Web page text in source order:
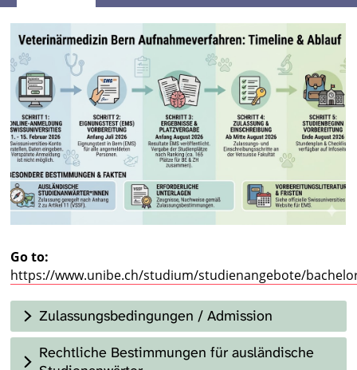
Go to:
https://www.unibe.ch/studium/studienangebote/
Zulassungsbedingungen / Admission
Rechtliche Bestimmungen für ausländische